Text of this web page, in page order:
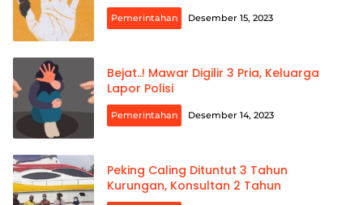
Pemerintahan Desember 15, 2023
Bejat..! Mawar Digilir 3 Pria, Keluarga
Lapor Polisi
Pemerintahan Desember 14, 2023
Peking Caling Dituntut 3 Tahun
Kurungan, Konsultan 2 Tahun